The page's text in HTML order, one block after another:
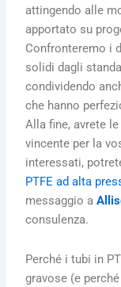
attingendo alle
apportato su
Confronteremo i
solidi dagli
condividendo
che hanno
Alla fine, avrete
vincente per la
interessati,
PTFE ad alta
messaggio a
consulenza.
Perché i tubi in
gravose (e